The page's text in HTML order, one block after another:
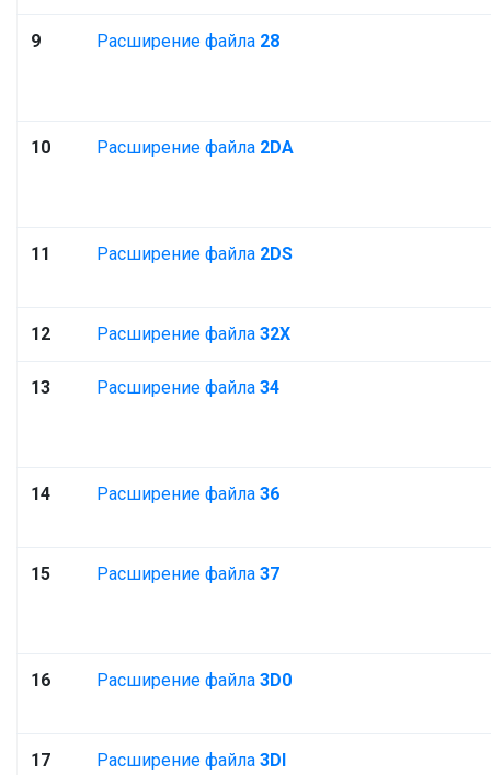
9 Расширение файла 28
10 Расширение файла 2DA
11 Расширение файла 2DS
12 Расширение файла 32X
13 Расширение файла 34
14 Расширение файла 36
15 Расширение файла 37
16 Расширение файла 3D0
17 Расширение файла 3DI